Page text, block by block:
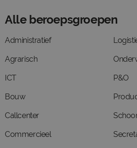
Alle beroepsgroepen
Administratief
Agrarisch
ICT
Bouw
Callcenter
Commercieel
P&O